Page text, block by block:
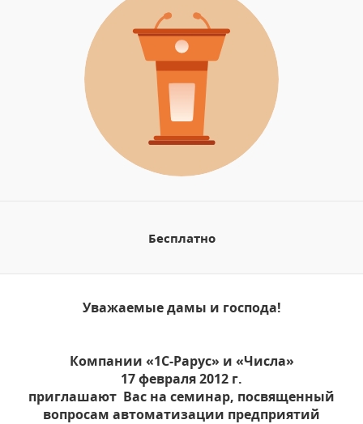
Бесплатно
Уважаемые дамы и господа!
Компании «1С-Рарус» и «Числа»
17 февраля 2012 г.
приглашают Вас на семинар, посвященный
вопросам автоматизации предприятий